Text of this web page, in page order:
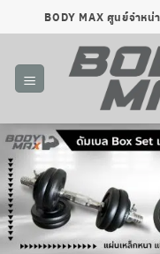
ไป
เนื้อหา
BODY MAX ศูนย์จำห